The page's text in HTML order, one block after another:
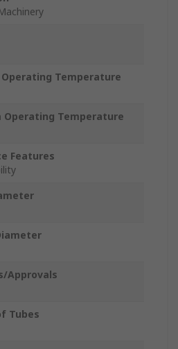
Temperature
Operating Temperature
Features
Approvals
Tubes